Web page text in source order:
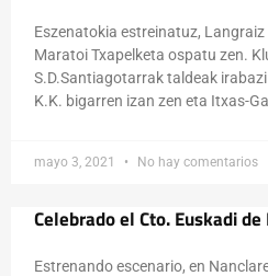
Eszenatokia estreinatuz,
Maratoi Txapelketa ospatu zen.
S.D.Santiagotarrak taldeak
K.K. bigarren izan zen eta Itxas-
mayo 3, 2021 No hay comentarios
Celebrado el Cto. Euskadi
Estrenando escenario, en